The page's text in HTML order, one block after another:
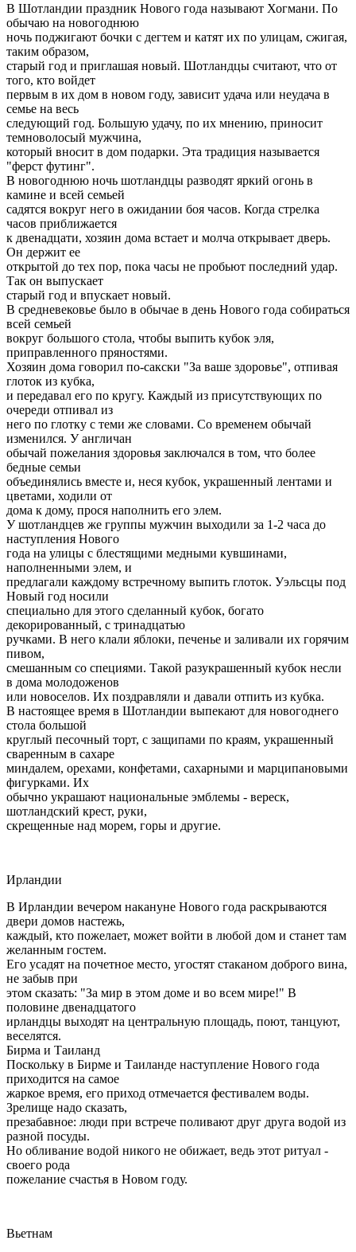
В Шотландии праздник Нового года называют Хогмани. По
обычаю на новогоднюю
ночь поджигают бочки с дегтем и катят их по улицам, сжигая,
таким образом,
старый год и приглашая новый. Шотландцы считают, что от
того, кто войдет
первым в их дом в новом году, зависит удача или неудача в
семье на весь
следующий год. Большую удачу, по их мнению, приносит
темноволосый мужчина,
который вносит в дом подарки. Эта традиция называется
"ферст футинг".
В новогоднюю ночь шотландцы разводят яркий огонь в
камине и всей семьей
садятся вокруг него в ожидании боя часов. Когда стрелка
часов приближается
к двенадцати, хозяин дома встает и молча открывает дверь.
Он держит ее
открытой до тех пор, пока часы не пробьют последний удар.
Так он выпускает
старый год и впускает новый.
В средневековье было в обычае в день Нового года собираться
всей семьей
вокруг большого стола, чтобы выпить кубок эля,
приправленного пряностями.
Хозяин дома говорил по-сакски "За ваше здоровье", отпивая
глоток из кубка,
и передавал его по кругу. Каждый из присутствующих по
очереди отпивал из
него по глотку с теми же словами. Со временем обычай
изменился. У англичан
обычай пожелания здоровья заключался в том, что более
бедные семьи
объединялись вместе и, неся кубок, украшенный лентами и
цветами, ходили от
дома к дому, прося наполнить его элем.
У шотландцев же группы мужчин выходили за 1-2 часа до
наступления Нового
года на улицы с блестящими медными кувшинами,
наполненными элем, и
предлагали каждому встречному выпить глоток. Уэльсцы под
Новый год носили
специально для этого сделанный кубок, богато
декорированный, с тринадцатью
ручками. В него клали яблоки, печенье и заливали их горячим
пивом,
смешанным со специями. Такой разукрашенный кубок несли
в дома молодоженов
или новоселов. Их поздравляли и давали отпить из кубка.
В настоящее время в Шотландии выпекают для новогоднего
стола большой
круглый песочный торт, с защипами по краям, украшенный
сваренным в сахаре
миндалем, орехами, конфетами, сахарными и марципановыми
фигурками. Их
обычно украшают национальные эмблемы - вереск,
шотландский крест, руки,
скрещенные над морем, горы и другие.
Ирландии
В Ирландии вечером накануне Нового года раскрываются
двери домов настежь,
каждый, кто пожелает, может войти в любой дом и станет там
желанным гостем.
Его усадят на почетное место, угостят стаканом доброго вина,
не забыв при
этом сказать: "За мир в этом доме и во всем мире!" В
половине двенадцатого
ирландцы выходят на центральную площадь, поют, танцуют,
веселятся.
Бирма и Таиланд
Поскольку в Бирме и Таиланде наступление Нового года
приходится на самое
жаркое время, его приход отмечается фестивалем воды.
Зрелище надо сказать,
презабавное: люди при встрече поливают друг друга водой из
разной посуды.
Но обливание водой никого не обижает, ведь этот ритуал -
своего рода
пожелание счастья в Новом году.
Вьетнам